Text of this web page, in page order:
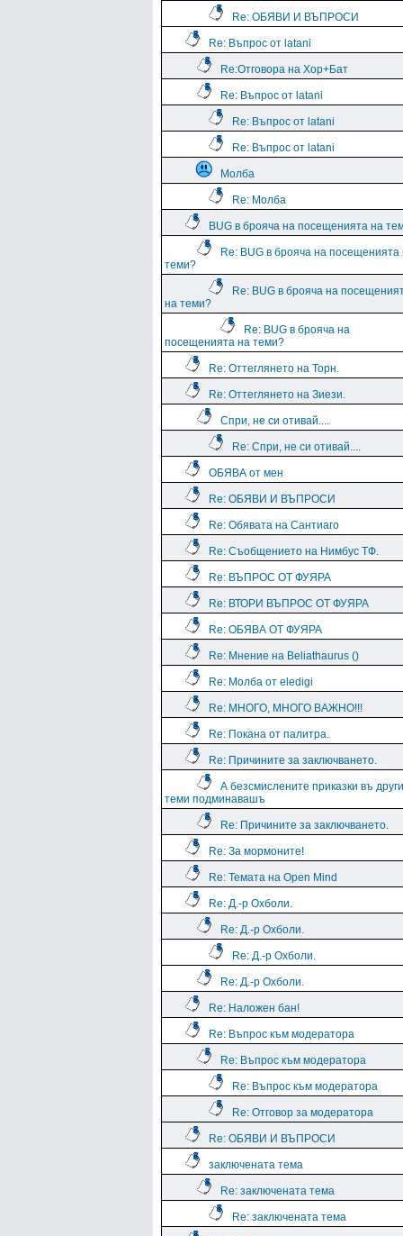
Re: ОБЯВИ И ВЪПРОСИ
Re: Въпрос от latani
Re:Отговора на Хор+Бат
Re: Въпрос от latani
Re: Въпрос от latani
Re: Въпрос от latani
Молба
Re: Молба
BUG в брояча на посещенията на
Re: BUG в брояча на посещенията
теми?
Re: BUG в брояча на
на теми?
Re: BUG в брояча на
посещенията на теми?
Re: Оттеглянето на Торн.
Re: Оттеглянето на Зиези.
Спри, не си отивай....
Re: Спри, не си отивай....
ОБЯВА от мен
Re: ОБЯВИ И ВЪПРОСИ
Re: Обявата на Сантиаго
Re: Съобщението на Нимбус ТФ.
Re: ВЪПРОС ОТ ФУЯРА
Re: ВТОРИ ВЪПРОС ОТ ФУЯРА
Re: ОБЯВА ОТ ФУЯРА
Re: Мнение на Beliathaurus ()
Re: Молба от eledigi
Re: МНОГО, МНОГО ВАЖНО!!!
Re: Покана от палитра.
Re: Причините за заключването.
А безсмислените приказки въ други
теми подминавашъ
Re: Причините за заключването.
Re: За мормоните!
Re: Темата на Open Mind
Re: Д.-р Охболи.
Re: Д.-р Охболи.
Re: Д.-р Охболи.
Re: Д.-р Охболи.
Re: Наложен бан!
Re: Въпрос към модератора
Re: Въпрос към модератора
Re: Въпрос към модератора
Re: Отговор за модератора
Re: ОБЯВИ И ВЪПРОСИ
заключената тема
Re: заключената тема
Re: заключената тема